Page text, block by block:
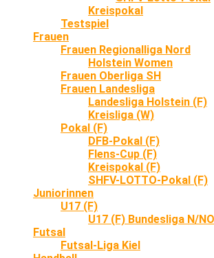
Kreispokal
Testspiel
Frauen
Frauen Regionalliga Nord
Holstein Women
Frauen Oberliga SH
Frauen Landesliga
Landesliga Holstein (F)
Kreisliga (W)
Pokal (F)
DFB-Pokal (F)
Flens-Cup (F)
Kreispokal (F)
SHFV-LOTTO-Pokal (F)
Juniorinnen
U17 (F)
U17 (F) Bundesliga N/NO
Futsal
Futsal-Liga Kiel